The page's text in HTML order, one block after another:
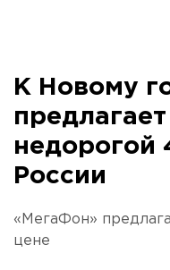
К Новому
недорогой
России
«МегаФон»
цене